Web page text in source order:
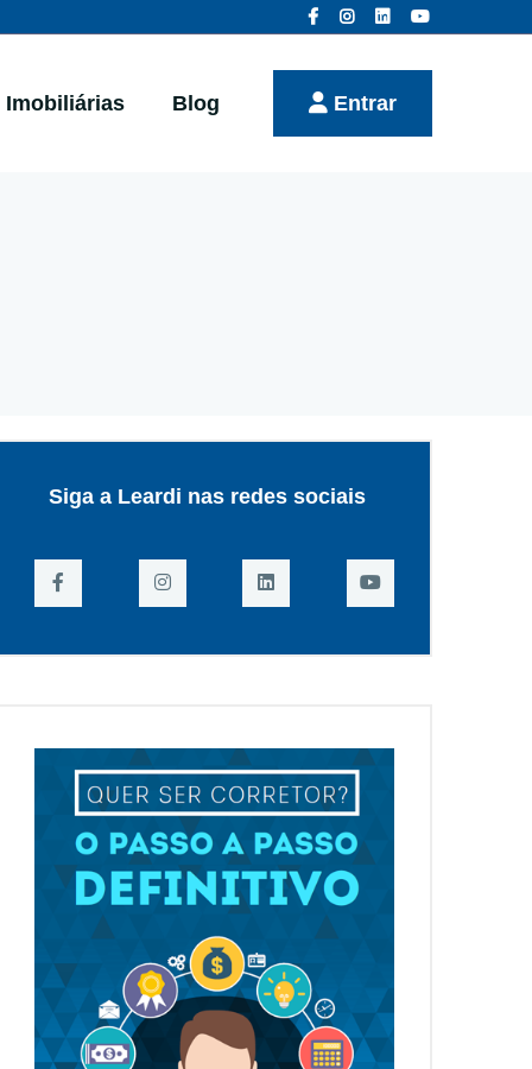
Imobiliárias Blog Entrar
Siga a Leardi nas redes sociais